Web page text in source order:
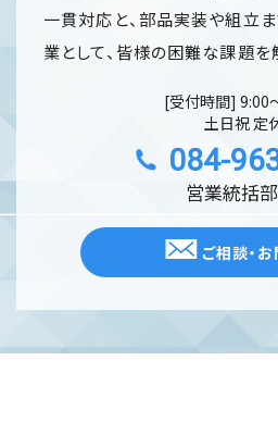
一貫対応と、部品実装や組立
業として、皆様の困難な課題を
[受付時間] 9:00
土日祝 定
084-
営業統括
ご相談・